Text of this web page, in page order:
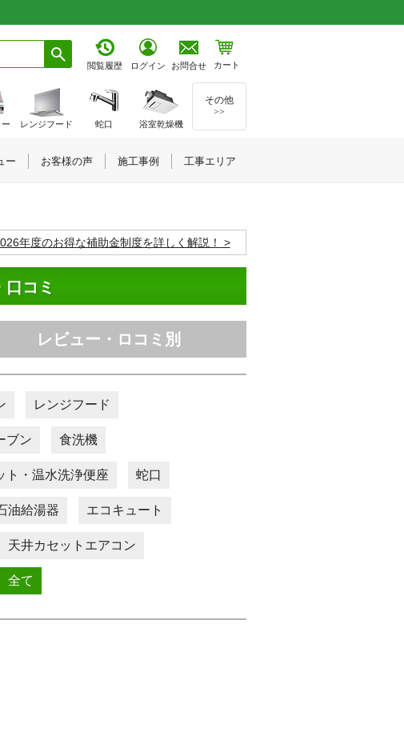
閲覧履歴 ログイン お問合せ カート
年度のお得な補助金制度を詳しく解説！
コミ
レビュー・ロコミ別
レンジフード
ブン 食洗機
ト・温水洗浄便座 蛇口
油給湯器 エコキュート
天井カセットエアコン
全て
レンジフード 蛇口 浴室乾燥機
その他
>>
ー お客様の声 施工事例 工事エリア